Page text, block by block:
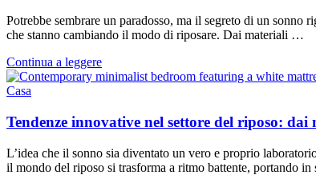
Potrebbe sembrare un paradosso, ma il segreto di un sonno
che stanno cambiando il modo di riposare. Dai materiali …
Continua a leggere
Casa
Tendenze innovative nel settore del riposo:
L’idea che il sonno sia diventato un vero e proprio
il mondo del riposo si trasforma a ritmo battente, portando